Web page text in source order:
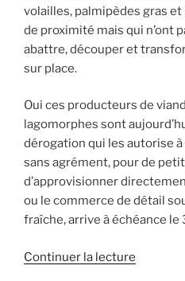
volailles, palmipèdes gras
de proximité mais qui n’ont
abattre, découper et
sur place.
Oui ces producteurs de
lagomorphes sont
dérogation qui les autorise
sans agrément, pour de
d’approvisionner
ou le commerce de détail
fraîche, arrive à échéance le
Continuer la lecture